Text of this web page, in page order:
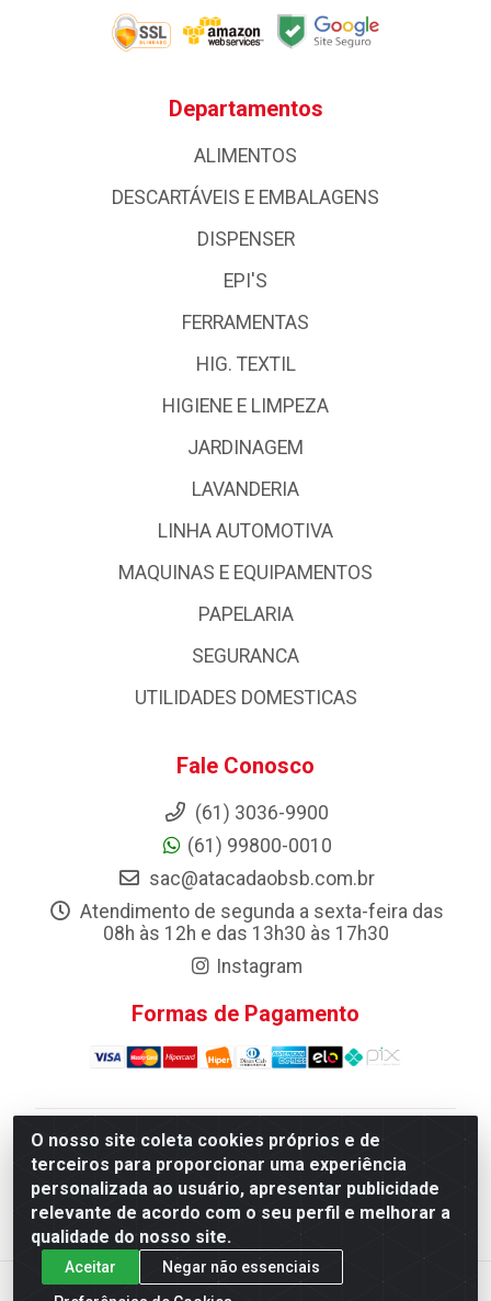
O nosso site coleta cookies próprios e de
terceiros para proporcionar uma experiência
personalizada ao usuário, apresentar publicidade
relevante de acordo com o seu perfil e melhorar a
qualidade do nosso site.
Aceitar
Negar não essenciais
Departamentos
ALIMENTOS
DESCARTÁVEIS E EMBALAGENS
DISPENSER
EPI'S
FERRAMENTAS
HIG. TEXTIL
HIGIENE E LIMPEZA
JARDINAGEM
LAVANDERIA
LINHA AUTOMOTIVA
MAQUINAS E EQUIPAMENTOS
PAPELARIA
SEGURANCA
UTILIDADES DOMESTICAS
Fale Conosco
(61) 3036-9900
(61) 99800-0010
sac@atacadaobsb.com.br
Atendimento de segunda a sexta-feira das
08h às 12h e das 13h30 às 17h30
Instagram
Formas de Pagamento
Atacadao da Limpeza F. Pereira Queiroz Comercio e
Distribuicao LTDA - Quadra Qi 10 Lotes 39 e, 41 - Setor
Industrial (Taguatinga), Brasília/DF - CEP 72.135-100 -
CNPJ 13.184.675/0001-80